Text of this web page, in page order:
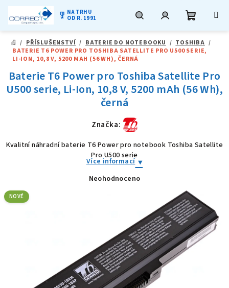
obsah
military_tech NA TRHU
OD R. 1991
DOMŮ
/ PŘÍSLUŠENSTVÍ / BATERIE DO NOTEBOOKU / TOSHIBA /
BATERIE T6 POWER PRO TOSHIBA SATELLITE PRO U500 SERIE,
LI-ION, 10,8 V, 5200 MAH (56 WH), ČERNÁ
Baterie T6 Power pro Toshiba Satellite Pro
U500 serie, Li-Ion, 10,8 V, 5200 mAh (56 Wh),
černá
Značka:
Kvalitní náhradní baterie T6 Power pro notebook Toshiba Satellite
Pro U500 serie
Více informací
Průměrné
hvězdiček.
Neohodnoceno
NOVÉ